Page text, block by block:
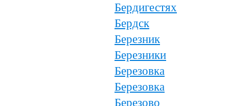
Бердигестях
Бердск
Березник
Березники
Березовка
Березовка
Березово